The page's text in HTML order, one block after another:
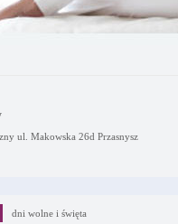
ul. Makowska 26d Przasnysz
dni wolne i święta